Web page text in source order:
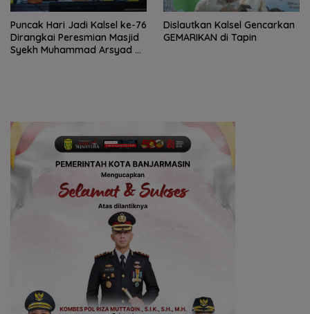
Puncak Hari Jadi Kalsel ke-76
Dirangkai Peresmian Masjid
Syekh Muhammad Arsyad Al
Dislautkan Kalsel Gencarkan
GEMARIKAN di Tapin